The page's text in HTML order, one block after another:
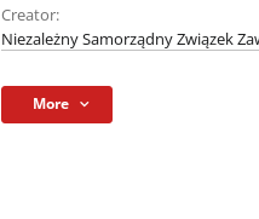
Creator:
Niezależny Samorządny Związek
More